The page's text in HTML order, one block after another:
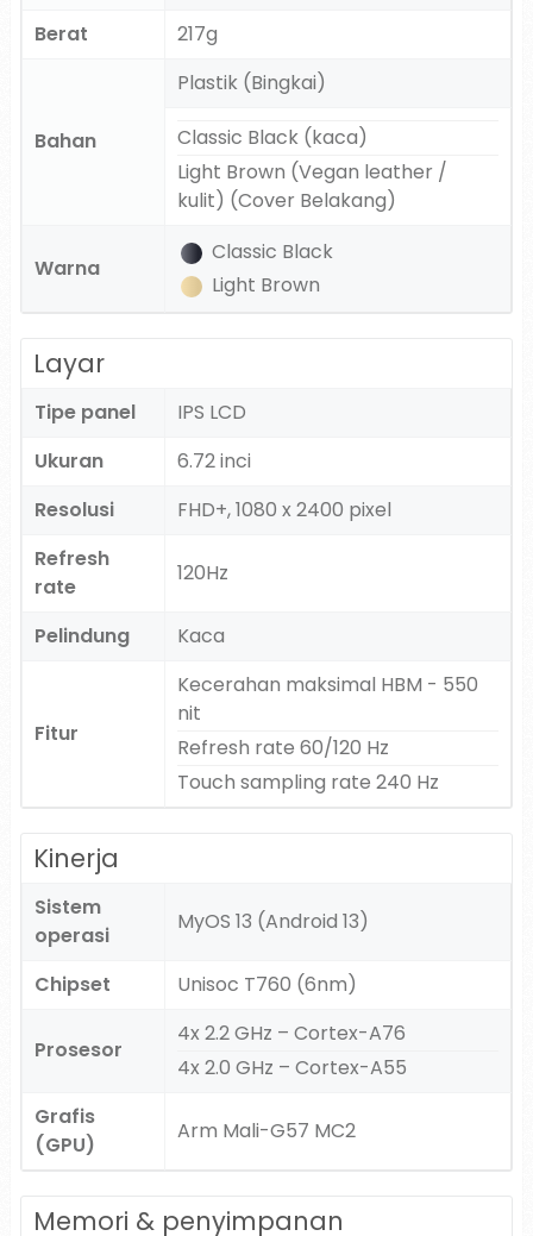
Berat
217g
Bahan
Plastik (Bingkai)
Classic Black (kaca)
Light Brown (Vegan leather /
kulit) (Cover Belakang)
Warna
Classic Black
Light Brown
Layar
Tipe panel
IPS LCD
Ukuran
6.72 inci
Resolusi
FHD+, 1080 x 2400 pixel
Refresh
rate
120Hz
Pelindung Kaca
Fitur
Kecerahan maksimal HBM - 550
nit
Refresh rate 60/120 Hz
Touch sampling rate 240 Hz
Kinerja
Sistem
operasi
MyOS 13 (Android 13)
Chipset Unisoc T760 (6nm)
Prosesor
4x 2.2 GHz – Cortex-A76
4x 2.0 GHz – Cortex-A55
Grafis
(GPU)
Arm Mali-G57 MC2
Memori & penyimpanan